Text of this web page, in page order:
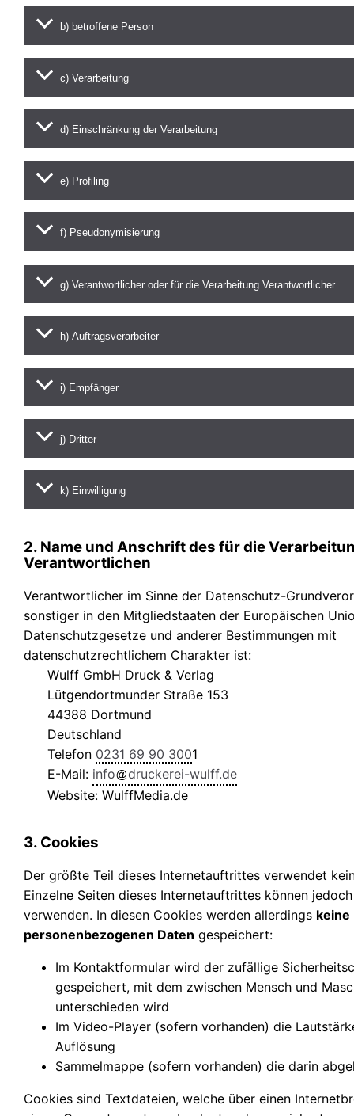
b) betroffene Person
c) Verarbeitung
d) Einschränkung der Verarbeitung
e) Profiling
f) Pseudonymisierung
g) Verantwortlicher oder für die Verarbeitung Verantwortlicher
h) Auftragsverarbeiter
i) Empfänger
j) Dritter
k) Einwilligung
2. Name und Anschrift des für die
Verantwortlichen
Verantwortlicher im Sinne der Datenschutz-
sonstiger in den Mitgliedstaaten der Europäischen
Datenschutzgesetze und anderer Bestimmungen mit
datenschutzrechtlichem Charakter ist:
Wulff GmbH Druck & Verlag
Lütgendortmunder Straße 153
44388 Dortmund
Deutschland
Telefon 0231 69 90 3001
E-Mail: info
druckerei-wulff.de
Website: WulffMedia.de
3. Cookies
Der größte Teil dieses Internetauftrittes verwendet
Einzelne Seiten dieses Internetauftrittes können
verwenden. In diesen Cookies werden allerdings keine
personenbezogenen Daten gespeichert:
Im Kontaktformular wird der zufällige
gespeichert, mit dem zwischen Mensch und
unterschieden wird
Im Video-Player (sofern vorhanden) die
Auflösung
Sammelmappe (sofern vorhanden) die darin
Cookies sind Textdateien, welche über einen